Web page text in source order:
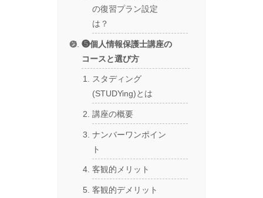
の復習プラン設定
は？
❺個人情報保護士講座の
コースと選び方
スタディング
(STUDYing)とは
講座の概要
ナンバーワンポイン
ト
客観的メリット
客観的デメリット